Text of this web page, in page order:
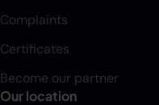
Complaints
Certificates
Become our partner
Our location